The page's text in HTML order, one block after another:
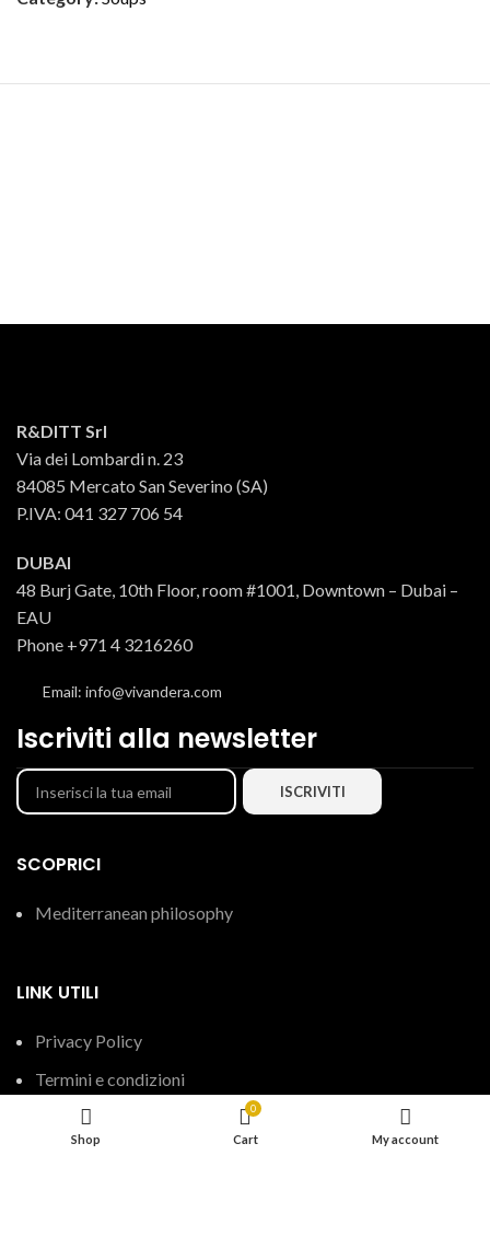
R&DITT Srl
Via dei Lombardi n. 23
84085 Mercato San Severino (SA)
P.IVA: 041 327 706 54
DUBAI
48 Burj Gate, 10th Floor, room #1001, Downtown – Dubai –
EAU
Phone +971 4 3216260
Email: info@vivandera.com
Iscriviti alla newsletter
SCOPRICI
Mediterranean philosophy
LINK UTILI
Privacy Policy
Termini e condizioni
Shop
0
Cart My account